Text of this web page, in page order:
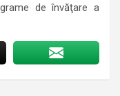
de învăţare a